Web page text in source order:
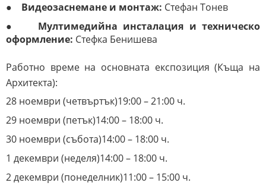
● Видеозаснемане и монтаж: Стефан Тонев
● Мултимедийна инсталация и техническо
оформление: Стефка Бенишева
Работно време на основната експозиция (Къща на
Архитекта):
28 ноември (четвъртък)19:00 – 21:00 ч.
29 ноември (петък)14:00 – 18:00 ч.
30 ноември (събота)14:00 – 18:00 ч.
1 декември (неделя)14:00 – 18:00 ч.
2 декември (понеделник)11:00 – 15:00 ч.